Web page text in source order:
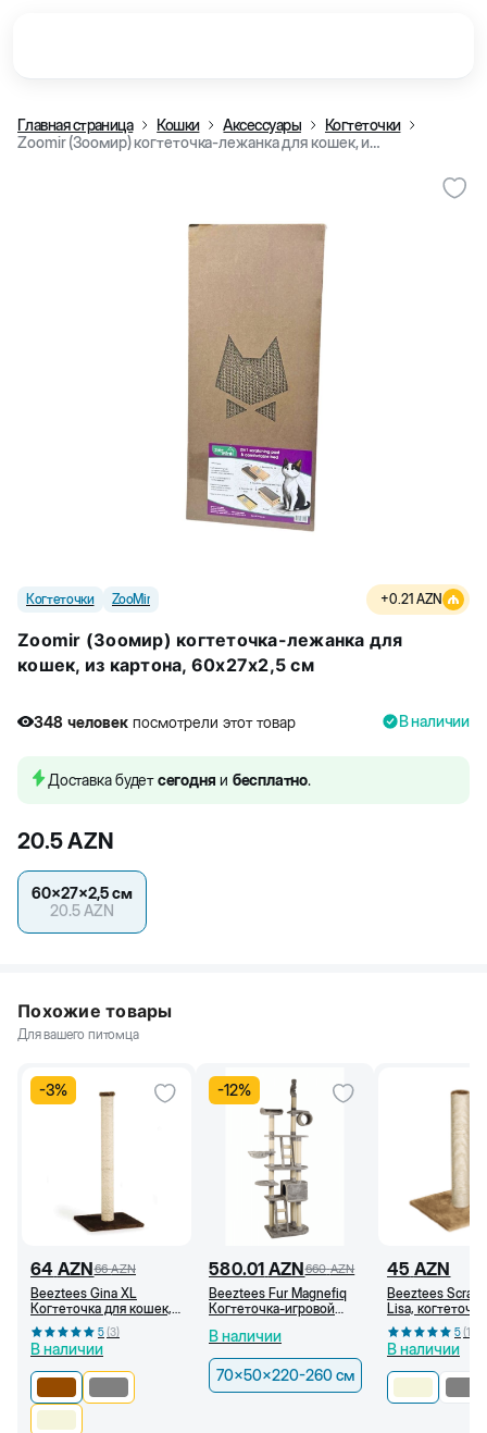
Главная страница Кошки Аксессуары
Когтеточки
Zoomir (Зоомир) когтеточка-лежанка для кошек, из картона, 60x27x2,5 см
Когтеточки ZooMir +0.21 AZN
Zoomir (Зоомир) когтеточка-лежанка для
кошек, из картона, 60x27x2,5 см
348 человек посмотрели этот товар
348 человек посмотрели этот товар
В наличии
Доставка будетсегодня и бесплатно.
20.5AZN
60x27x2,5 см
20.5AZN
Похожие товары
Для вашего питомца
-3%
64 AZN66 AZN
Beeztees Gina XL
Когтеточка для кошек,
40x40x90 см,
Коричневая
5(3)
В наличии
-12%
580.01 AZN660 AZN
Beeztees Fur Magnefiq
Когтеточка-игровой
260 см
В наличии
70x50x220-260 см
45 AZN
Beeztees
Lisa,
кошки,
Бежевый
5(1
В наличии